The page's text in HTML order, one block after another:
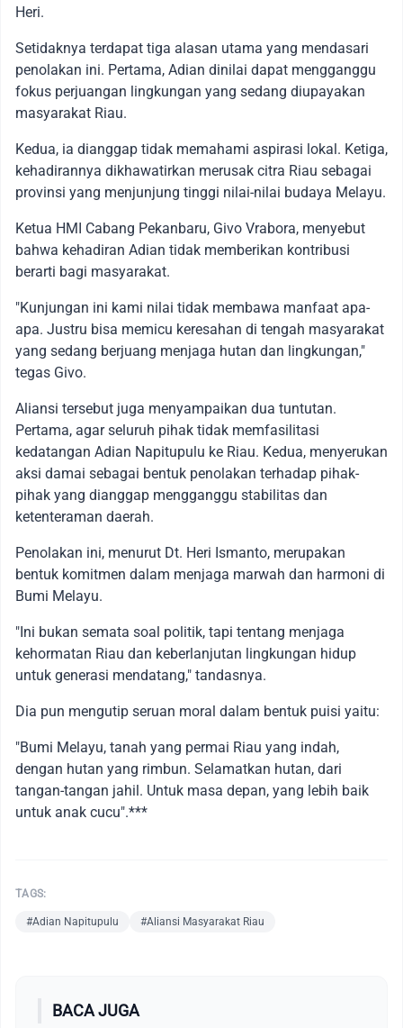
Heri.
Setidaknya terdapat tiga alasan utama yang mendasari
penolakan ini. Pertama, Adian dinilai dapat mengganggu
fokus perjuangan lingkungan yang sedang diupayakan
masyarakat Riau.
Kedua, ia dianggap tidak memahami aspirasi lokal. Ketiga,
kehadirannya dikhawatirkan merusak citra Riau sebagai
provinsi yang menjunjung tinggi nilai-nilai budaya Melayu.
Ketua HMI Cabang Pekanbaru, Givo Vrabora, menyebut
bahwa kehadiran Adian tidak memberikan kontribusi
berarti bagi masyarakat.
"Kunjungan ini kami nilai tidak membawa manfaat apa-
apa. Justru bisa memicu keresahan di tengah masyarakat
yang sedang berjuang menjaga hutan dan lingkungan,"
tegas Givo.
Aliansi tersebut juga menyampaikan dua tuntutan.
Pertama, agar seluruh pihak tidak memfasilitasi
kedatangan Adian Napitupulu ke Riau. Kedua, menyerukan
aksi damai sebagai bentuk penolakan terhadap pihak-
pihak yang dianggap mengganggu stabilitas dan
ketenteraman daerah.
Penolakan ini, menurut Dt. Heri Ismanto, merupakan
bentuk komitmen dalam menjaga marwah dan harmoni di
Bumi Melayu.
"Ini bukan semata soal politik, tapi tentang menjaga
kehormatan Riau dan keberlanjutan lingkungan hidup
untuk generasi mendatang," tandasnya.
Dia pun mengutip seruan moral dalam bentuk puisi yaitu:
"Bumi Melayu, tanah yang permai Riau yang indah,
dengan hutan yang rimbun. Selamatkan hutan, dari
tangan-tangan jahil. Untuk masa depan, yang lebih baik
untuk anak cucu".***
TAGS:
#Adian Napitupulu #Aliansi Masyarakat Riau
BACA JUGA